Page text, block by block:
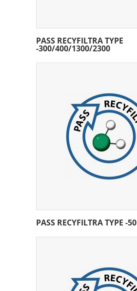
PASS RECYFILTRA TYPE
-300/400/1300/2300
PASS RECYFILTRA TYPE -50